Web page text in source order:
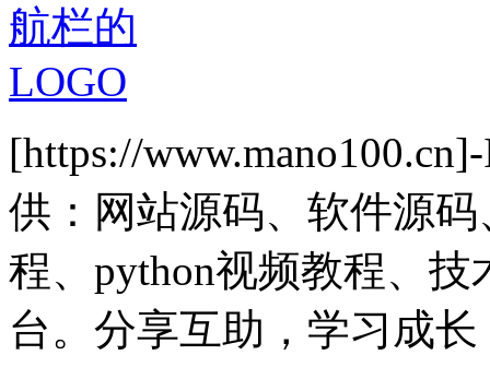
[https://
供：网站源码、软件源
程、python视频教程、
台。分享互助，学习成长